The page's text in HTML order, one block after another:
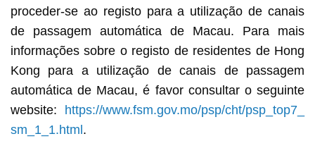
proceder-se ao registo para a utilização de canais
de passagem automática de Macau. Para mais
informações sobre o registo de residentes de Hong
Kong para a utilização de canais de passagem
automática de Macau, é favor consultar o seguinte
website: https://www.fsm.gov.mo/psp/cht/psp_top7_
sm_1_1.html .